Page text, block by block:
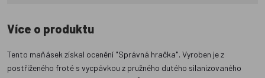
Více o produktu
Tento maňásek získal ocenění "Správná hračka". Vyroben je z
postřiženého froté s vycpávkou z pružného dutého silanizovaného